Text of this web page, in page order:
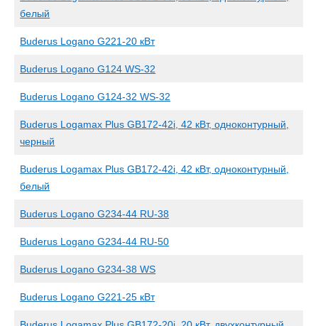
белый
Buderus Logano G221-20 кВт
Buderus Logano G124 WS-32
Buderus Logano G124-32 WS-32
Buderus Logamax Plus GB172-42i, 42 кВт, одноконтурный,
черный
Buderus Logamax Plus GB172-42i, 42 кВт, одноконтурный,
белый
Buderus Logano G234-44 RU-38
Buderus Logano G234-44 RU-50
Buderus Logano G234-38 WS
Buderus Logano G221-25 кВт